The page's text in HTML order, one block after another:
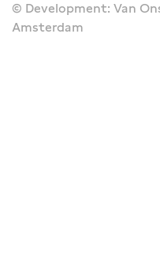
© Development: Van
Amsterdam